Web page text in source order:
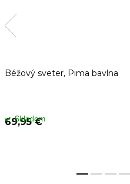
Béžový sveter, Pima bavlna
69,95 €
Skladom